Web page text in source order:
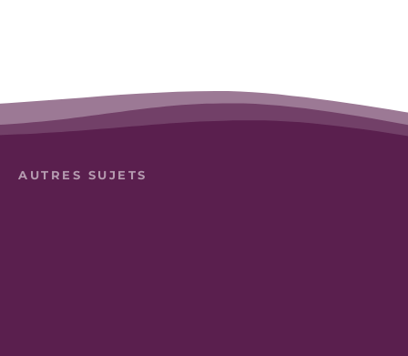
AUTRES SUJETS